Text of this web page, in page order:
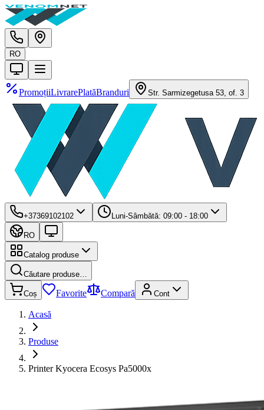
RO
PromoțiiLivrarePlatăBranduri Str. Sarmizegetusa 53, of. 3
+37369102102 Luni-Sâmbătă: 09:00 - 18:00
RO
Catalog produse
Căutare produse…
Coș Favorite Compară Cont
Acasă
Produse
Printer Kyocera Ecosys Pa5000x